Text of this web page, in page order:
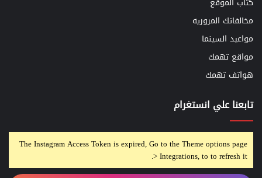
مخالفاتك المروريه
مواعيد السينما
مواقع تهمك
هواتف تهمك
تابعنا علي انستغرام
The Instagram Access Token is expired, Go to the Theme options page
> Integrations, to to refresh it.